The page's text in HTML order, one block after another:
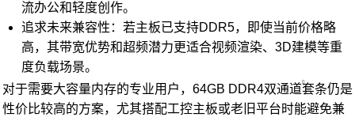
流办公和轻度创作。
追求未来兼容性：若主板已支持DDR5，即使当前价格略
高，其带宽优势和超频潜力更适合视频渲染、3D建模等重
度负载场景。
对于需要大容量内存的专业用户， 64GB DDR4双通道套条仍是
性价比较高的方案，尤其搭配工控主板或老旧平台时能避免兼